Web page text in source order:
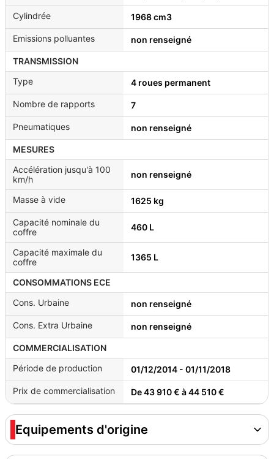
Cylindrée 1968 cm3
Emissions polluantes non renseigné
TRANSMISSION
Type
4 roues permanent
Nombre de rapports 7
Pneumatiques non renseigné
MESURES
Accélération jusqu'à 100
km/h
non renseigné
Masse à vide 1625 kg
Capacité nominale du
coffre
460 L
Capacité maximale du
coffre
1365 L
CONSOMMATIONS ECE
Cons. Urbaine
non renseigné
Cons. Extra Urbaine non renseigné
COMMERCIALISATION
Période de production
01/12/2014 - 01/11/2018
Prix de commercialisation De 43 910 € à 44 510 €
Equipements d'origine